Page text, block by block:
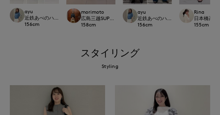
ayu
近鉄あべのハルカスINED
156cm
morimoto
広島三越SUPERIORCLOSET
158cm
ayu
近鉄あべのハルカスINED
156cm
Rina
日本橋高
155cm
スタイリング
Styling